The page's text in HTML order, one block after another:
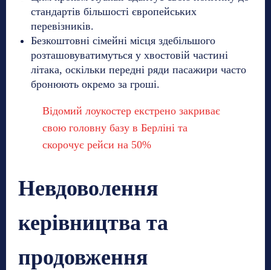
стандартів більшості європейських
перевізників.
Безкоштовні сімейні місця здебільшого
розташовуватимуться у хвостовій частині
літака, оскільки передні ряди пасажири часто
бронюють окремо за гроші.
Відомий лоукостер екстрено закриває
свою головну базу в Берліні та
скорочує рейси на 50%
Невдоволення
керівництва та
продовження